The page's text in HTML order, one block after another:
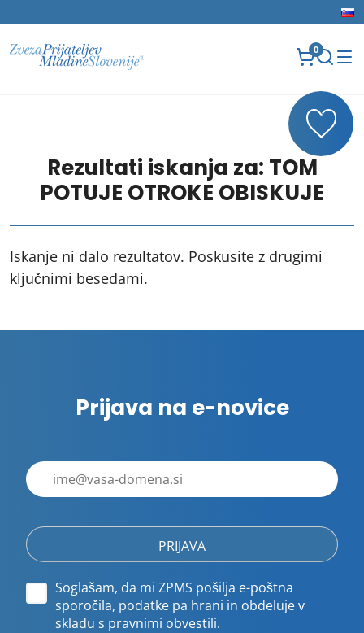
0
Rezultati iskanja za: TOM
POTUJE OTROKE OBISKUJE
Iskanje ni dalo rezultatov. Poskusite z drugimi
ključnimi besedami.
Prijava na e-novice
E-
poštni
Soglašam, da mi ZPMS pošilja e-poštna
sporočila, podatke pa hrani in obdeluje v
skladu s pravnimi obvestili.